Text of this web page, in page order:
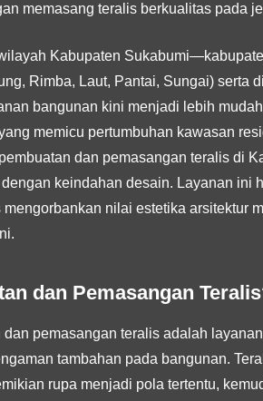
memasang teralis berkualitas pada
Kabupaten
Rimba, Laut, Pantai, Sungai)
bangunan kini menjadi lebih
memicu pertumbuhan kawasan
dan pemasangan teralis di
keindahan desain. Layanan ini
nilai estetika arsitektur
dan Pemasangan
pemasangan teralis adalah
tambahan pada bangunan.
rupa menjadi pola tertentu,